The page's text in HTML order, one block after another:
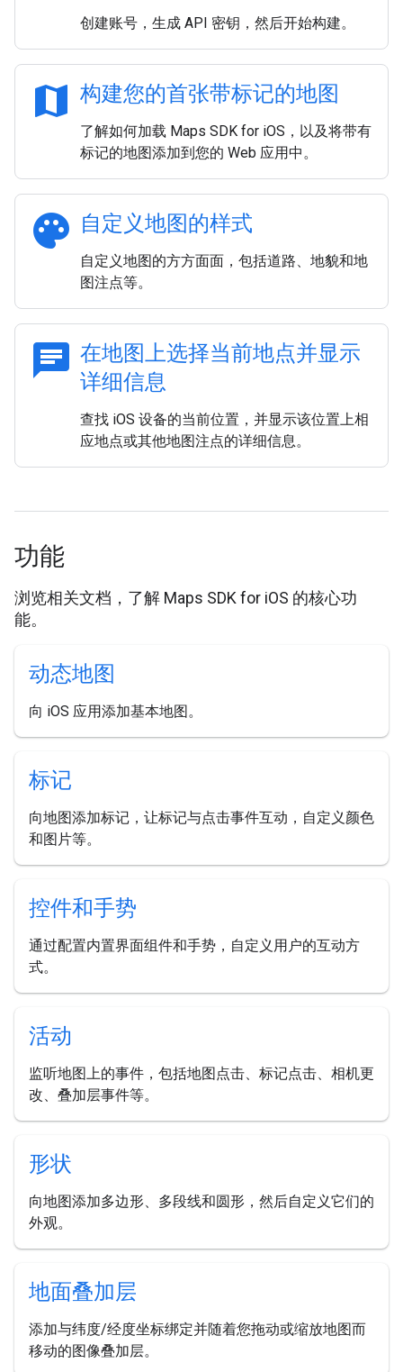
创建账号，生成 API 密钥，然后开始构建。
map 构建您的首张带标记的地图
了解如何加载 Maps SDK for iOS，以及将带有
标记的地图添加到您的 Web 应用中。
palette 自定义地图的样式
自定义地图的方方面面，包括道路、地貌和地
图注点等。
chat 在地图上选择当前地点并显示
详细信息
查找 iOS 设备的当前位置，并显示该位置上相
应地点或其他地图注点的详细信息。
功能
浏览相关文档，了解 Maps SDK for iOS 的核心功
能。
动态地图
向 iOS 应用添加基本地图。
标记
向地图添加标记，让标记与点击事件互动，自定义颜色
和图片等。
控件和手势
通过配置内置界面组件和手势，自定义用户的互动方
式。
活动
监听地图上的事件，包括地图点击、标记点击、相机更
改、叠加层事件等。
形状
向地图添加多边形、多段线和圆形，然后自定义它们的
外观。
地面叠加层
添加与纬度/经度坐标绑定并随着您拖动或缩放地图而
移动的图像叠加层。